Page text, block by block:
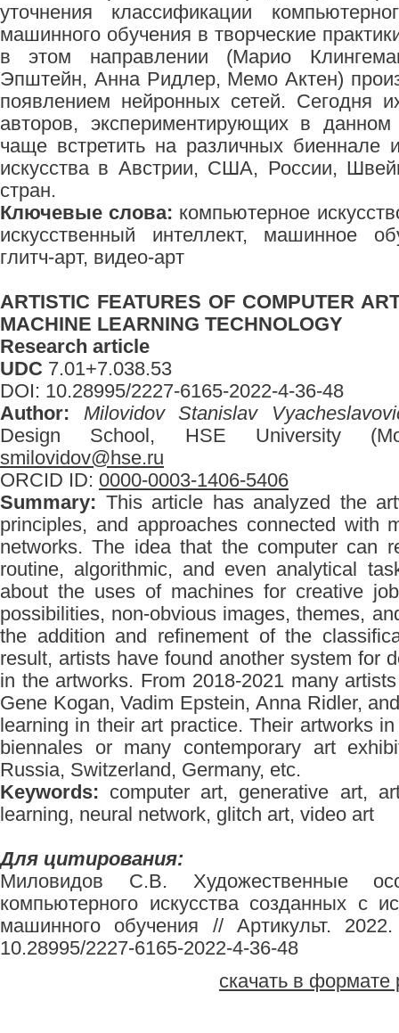
уточнения классификации
машинного обучения в творческие
в этом направлении (Марио
Эпштейн, Анна Ридлер, Мемо Актен)
появлением нейронных сетей. Сегодня
авторов, экспериментирующих в
чаще встретить на различных биеннале
искусства в Австрии, США, России,
стран.
Ключевые слова: компьютерное
искусственный интеллект, машинное
глитч-арт, видео-арт
ARTISTIC FEATURES OF COMPUTER
MACHINE LEARNING TECHNOLOGY
Research article
UDC 7.01+7.038.53
DOI: 10.28995/2227-6165-2022-4-36-48
Author: Milovidov Stanislav
Design School, HSE University
smilovidov@hse.ru
ORCID ID: 0000-0003-1406-5406
Summary: This article has analyzed the
principles, and approaches connected with
networks. The idea that the computer can
routine, algorithmic, and even analytical
about the uses of machines for creative
possibilities, non-obvious images, themes,
the addition and refinement of the
result, artists have found another system for
in the artworks. From 2018-2021 many
Gene Kogan, Vadim Epstein, Anna Ridler,
learning in their art practice. Their artworks
biennales or many contemporary art
Russia, Switzerland, Germany, etc.
Keywords: computer art, generative art,
learning, neural network, glitch art, video art
Для цитирования:
Миловидов С.В. Художественные
компьютерного искусства созданных с
машинного обучения // Артикульт.
10.28995/2227-6165-2022-4-36-48
скачать в формате